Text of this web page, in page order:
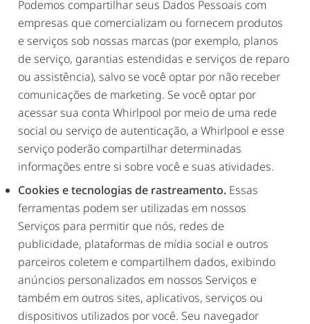
Podemos compartilhar seus Dados Pessoais com
empresas que comercializam ou fornecem produtos
e serviços sob nossas marcas (por exemplo, planos
de serviço, garantias estendidas e serviços de reparo
ou assistência), salvo se você optar por não receber
comunicações de marketing. Se você optar por
acessar sua conta Whirlpool por meio de uma rede
social ou serviço de autenticação, a Whirlpool e esse
serviço poderão compartilhar determinadas
informações entre si sobre você e suas atividades.
Cookies e tecnologias de rastreamento. Essas
ferramentas podem ser utilizadas em nossos
Serviços para permitir que nós, redes de
publicidade, plataformas de mídia social e outros
parceiros coletem e compartilhem dados, exibindo
anúncios personalizados em nossos Serviços e
também em outros sites, aplicativos, serviços ou
dispositivos utilizados por você. Seu navegador